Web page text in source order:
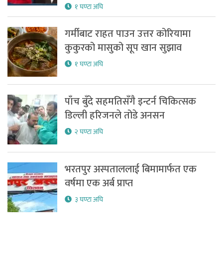
१ घण्टा अघि
गर्मीबाट राहत पाउन उत्तर कोरियामा
कुकुरको मासुको सूप खान सुझाव
१ घण्टा अघि
पाँच बुँदे सहमतिसँगै इन्टर्न चिकित्सक
डिल्ली हरिजनले तोडे अनसन
२ घण्टा अघि
भरतपुर अस्पताललाई बिमामार्फत एक
वर्षमा एक अर्ब प्राप्त
३ घण्टा अघि